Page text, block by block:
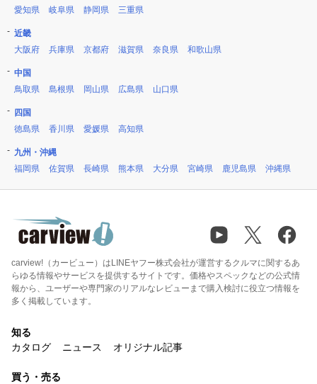
愛知県
岐阜県 静岡県 三重県
近畿
大阪府
兵庫県 京都府 滋賀県 奈良県 和歌山県
中国
鳥取県
島根県 岡山県 広島県 山口県
四国
徳島県
香川県 愛媛県 高知県
九州・沖縄
福岡県
佐賀県 長崎県 熊本県 大分県 宮崎県 鹿児島県 沖縄県
carview!（カービュー）はLINEヤフー株式会社が運営するクルマに関するあ
らゆる情報やサービスを提供するサイトです。価格やスペックなどの公式情
報から、ユーザーや専門家のリアルなレビューまで購入検討に役立つ情報を
多く掲載しています。
知る
カタログ
ニュース オリジナル記事
買う・売る